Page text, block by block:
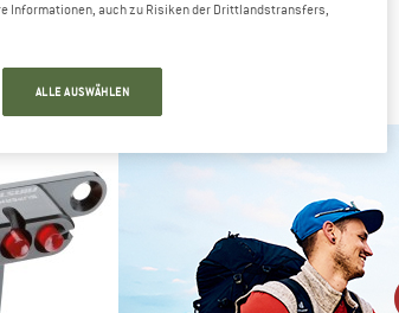
ohne Akku
(0)
SUPERNOVA
Informationen, auch zu Risiken der Drittlandstransfers,
ALLE AUSWÄHLEN